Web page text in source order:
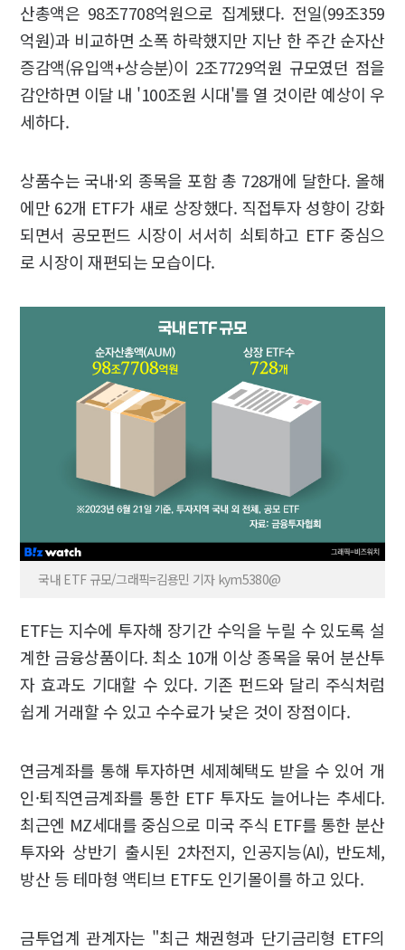
산총액은 98조7708억원으로 집계됐다. 전일(99조359
억원)과 비교하면 소폭 하락했지만 지난 한 주간 순자산
증감액(유입액+상승분)이 2조7729억원 규모였던 점을
감안하면 이달 내 '100조원 시대'를 열 것이란 예상이 우
세하다.
상품수는 국내·외 종목을 포함 총 728개에 달한다. 올해
에만 62개 ETF가 새로 상장했다. 직접투자 성향이 강화
되면서 공모펀드 시장이 서서히 쇠퇴하고 ETF 중심으
로 시장이 재편되는 모습이다.
국내 ETF 규모/그래픽=김용민 기자 kym5380@
ETF는 지수에 투자해 장기간 수익을 누릴 수 있도록 설
계한 금융상품이다. 최소 10개 이상 종목을 묶어 분산투
자 효과도 기대할 수 있다. 기존 펀드와 달리 주식처럼
쉽게 거래할 수 있고 수수료가 낮은 것이 장점이다.
연금계좌를 통해 투자하면 세제혜택도 받을 수 있어 개
인·퇴직연금계좌를 통한 ETF 투자도 늘어나는 추세다.
최근엔 MZ세대를 중심으로 미국 주식 ETF를 통한 분산
투자와 상반기 출시된 2차전지, 인공지능(AI), 반도체,
방산 등 테마형 액티브 ETF도 인기몰이를 하고 있다.
금투업계 관계자는 "최근 채권형과 단기금리형 ETF의